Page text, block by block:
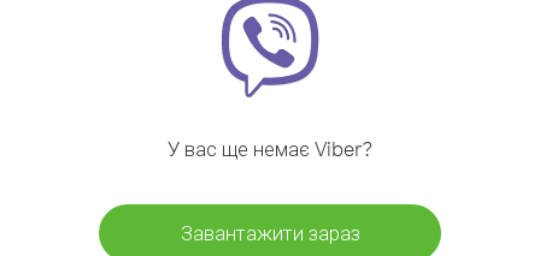
У вас ще немає Viber?
Завантажити зараз